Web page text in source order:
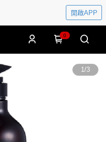
開啟APP
0
1/3